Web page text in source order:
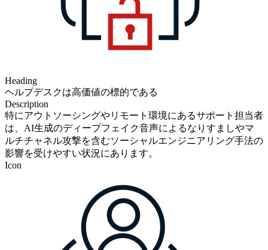
Heading
ヘルプデスクは高価値の標的である
Description
特にアウトソーシングやリモート環境にあるサポート担当者
は、AI生成のディープフェイク音声によるなりすましやマ
ルチチャネル攻撃を含むソーシャルエンジニアリング手法の
影響を受けやすい状況にあります。
Icon